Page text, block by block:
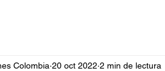
Colombia 20 oct 2022 2 min de lectura